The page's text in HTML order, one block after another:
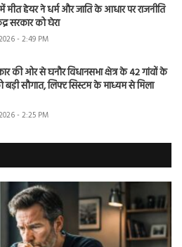
हेयर ने धर्म और जाति के आधार पर राजनीति
सरकार को घेरा
- 2:49 PM
की ओर से घनौर विधानसभा क्षेत्र के 42 गांवों के
बड़ी सौगात, लिफ्ट सिस्टम के माध्यम से मिला
- 2:25 PM